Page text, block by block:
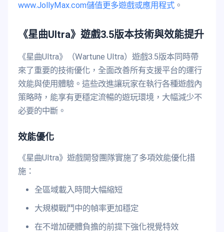
www.JollyMax.com儲值更多遊戲或應用程式 。
《星曲Ultra》遊戲3.5版本技術與效能提升
《星曲Ultra》（Wartune Ultra）遊戲3.5版本同時帶
來了重要的技術優化，全面改善所有支援平台的運行
效能與使用體驗。這些改進讓玩家在執行各種遊戲內
策略時，能享有更穩定流暢的遊玩環境，大幅減少不
必要的中斷。
效能優化
《星曲Ultra》遊戲開發團隊實施了多項效能優化措
施：
全區域載入時間大幅縮短
大規模戰鬥中的幀率更加穩定
在不增加硬體負擔的前提下強化視覺特效